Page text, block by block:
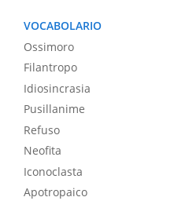
VOCABOLARIO
Ossimoro
Filantropo
Idiosincrasia
Pusillanime
Refuso
Neofita
Iconoclasta
Apotropaico